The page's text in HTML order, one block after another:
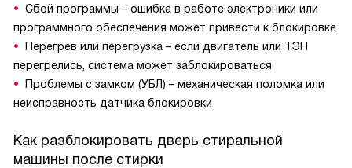
Сбой программы – ошибка в работе электроники или
программного обеспечения может привести к блокировке
Перегрев или перегрузка – если двигатель или ТЭН
перегрелись, система может заблокироваться
Проблемы с замком (УБЛ) – механическая поломка или
неисправность датчика блокировки
Как разблокировать дверь стиральной
машины после стирки